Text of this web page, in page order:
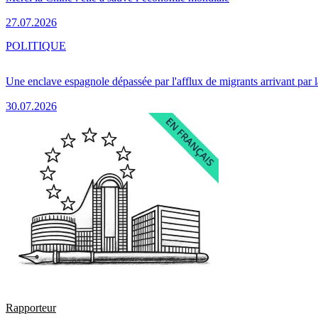
27.07.2026
Une enclave espagnole dépassée par l'afflux de migrants arrivant par
30.07.2026
POLITIQUE
Rapporteur